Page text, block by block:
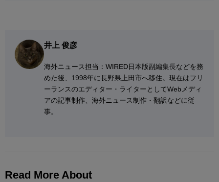
井上 俊彦
海外ニュース担当：WIRED日本版副編集長などを務
めた後、1998年に長野県上田市へ移住。現在はフリ
ーランスのエディター・ライターとしてWebメディ
アの記事制作、海外ニュース制作・翻訳などに従
事。
Read More About